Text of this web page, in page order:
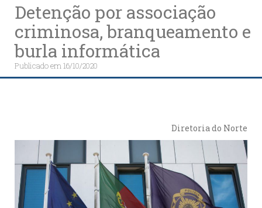
Detenção por associação
criminosa, branqueamento e
burla informática
Publicado em16/10/2020
Diretoria do Norte